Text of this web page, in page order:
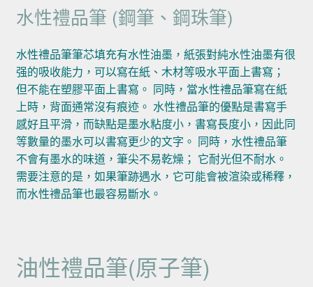
水性禮品筆 (鋼筆、鋼珠筆)
水性禮品筆筆芯填充有水性油墨，紙張對純水性油墨有很
强的吸收能力，可以寫在紙、木材等吸水平面上書寫；
但不能在塑膠平面上書寫。 同時，當水性禮品筆寫在紙
上時，背面通常沒有痕迹。 水性禮品筆的優點是書寫手
感好且平滑，而缺點是墨水粘度小，書寫長度小，因此同
等數量的墨水可以書寫更少的文字。 同時，水性禮品筆
不會有墨水的味道，筆尖不易乾燥； 它耐光但不耐水。
需要注意的是，如果筆跡遇水，它可能會被渲染或稀釋，
而水性禮品筆也最容易斷水。
油性禮品筆(原子筆)